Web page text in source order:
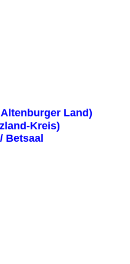
Land)
Kreis)
Betsaal